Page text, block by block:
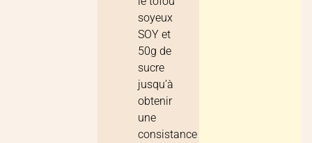
soyeux
SOY et
50g de
sucre
jusqu’à
obtenir
une
consistance